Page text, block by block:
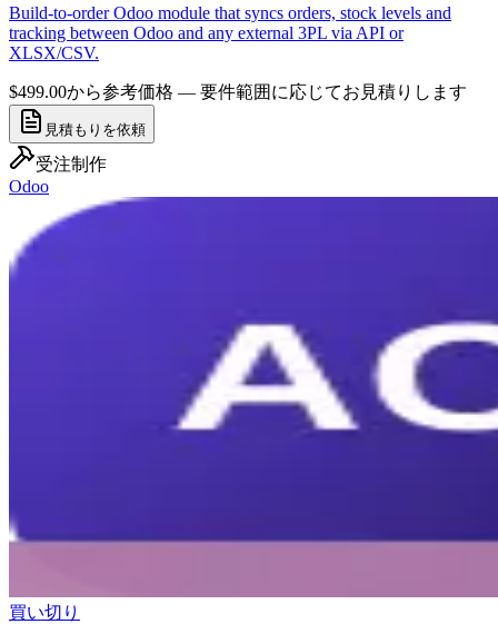
Build-to-order Odoo module that syncs orders, stock levels and
tracking between Odoo and any external 3PL via API or
XLSX/CSV.
$499.00から参考価格 — 要件範囲に応じてお見積りします
見積もりを依頼
受注制作
Odoo
買い切り